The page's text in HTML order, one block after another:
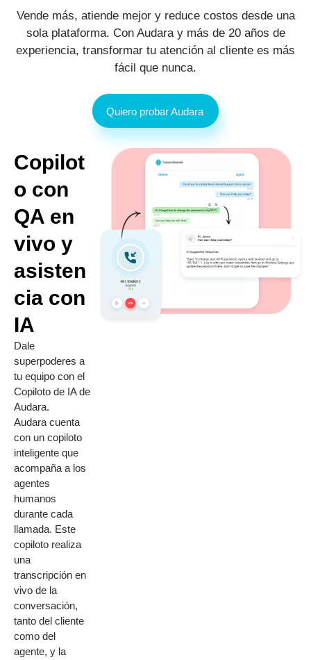
Vende más, atiende mejor y reduce costos desde una
sola plataforma. Con Audara y más de 20 años de
experiencia, transformar tu atención al cliente es más
fácil que nunca.
Quiero probar Audara
Copilot
o con
QA en
vivo y
asisten
cia con
IA
Dale
superpoderes a
tu equipo con el
Copiloto de IA de
Audara.
Audara cuenta
con un copiloto
inteligente que
acompaña a los
agentes
humanos
durante cada
llamada. Este
copiloto realiza
una
transcripción en
vivo de la
conversación,
tanto del cliente
como del
agente, y la